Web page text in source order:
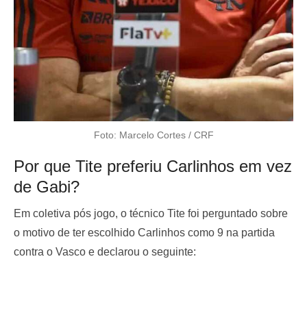
Foto: Marcelo Cortes / CRF
Por que Tite preferiu Carlinhos em vez
de Gabi?
Em coletiva pós jogo, o técnico Tite foi perguntado sobre
o motivo de ter escolhido Carlinhos como 9 na partida
contra o Vasco e declarou o seguinte: